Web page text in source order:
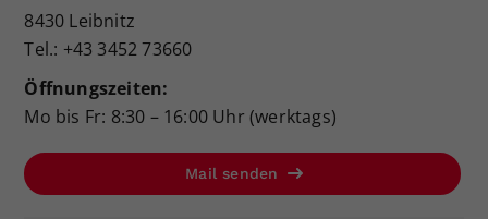
8430 Leibnitz
Tel.: +43 3452 73660
Öffnungszeiten:
Mo bis Fr: 8:30 – 16:00 Uhr (werktags)
Mail senden